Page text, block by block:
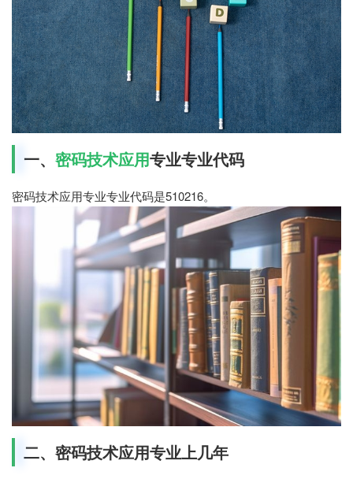
一、 密码技术应用专业专业代码
密码技术应用专业专业代码是510216。
二、密码技术应用专业上几年